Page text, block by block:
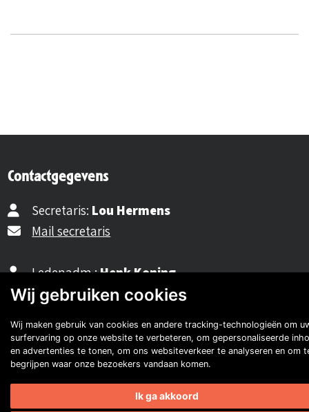
Contactgegevens
Secretaris: Lou Hermens
Mail secretaris
Ledenadm.:Henk Koning
Mail ledenadministratie
40482310
NL77 INGB 0677 3069 54
Volg ons op Facebook
Volg ons op Instagram
Volg ons op YouTube
Wij gebruiken cookies
Wij maken gebruik van cookies en andere tracking-technologieën om
surfervaring op onze website te verbeteren, om gepersonaliseerde
en advertenties te tonen, om ons websiteverkeer te analyseren en om
begrijpen waar onze bezoekers vandaan komen.
Ik ga akkoord